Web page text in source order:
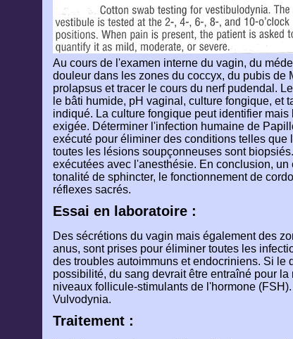
Au cours de l'examen interne du vagin, du
douleur dans les zones du coccyx, du pubis de
prolapsus et tracer le cours du nerf pudendal.
le bâti humide, pH vaginal, culture fongique, et
indiqué. La culture fongique peut identifier
exigée. Déterminer l'infection humaine de
exécuté pour éliminer des conditions telles
toutes les lésions soupçonneuses sont
exécutées avec l'anesthésie. En conclusion,
tonalité de sphincter, le fonctionnement de
réflexes sacrés.
Essai en laboratoire :
Des sécrétions du vagin mais également des
anus, sont prises pour éliminer toutes les
des troubles autoimmuns et endocriniens. Si le
possibilité, du sang devrait être entraîné pour
niveaux follicule-stimulants de l'hormone
Vulvodynia.
Traitement :